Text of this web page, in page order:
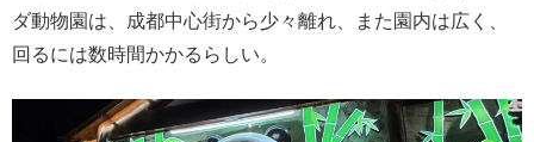
ダ動物園は、成都中心街から少々離れ、また園内は広く、
回るには数時間かかるらしい。